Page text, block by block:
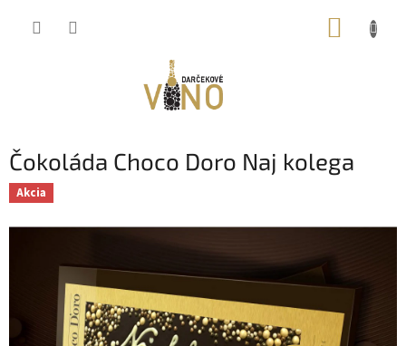
Čokoláda Choco Doro Naj kolega
Akcia